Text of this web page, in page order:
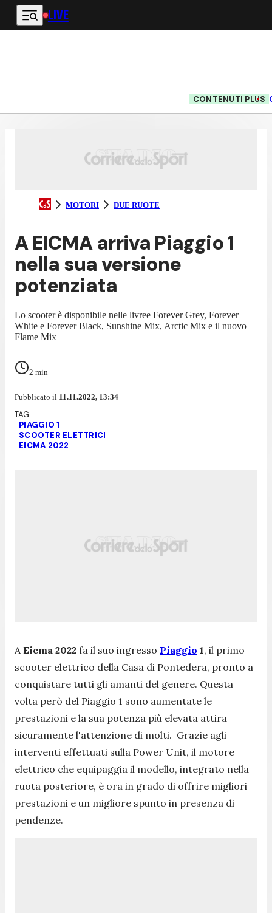
Vai al contenuto principale
LIVE
CONTENUTI PLUS
MOTORI DUE RUOTE
A EICMA arriva Piaggio 1
nella sua versione
potenziata
Lo scooter è disponibile nelle livree Forever Grey, Forever
White e Forever Black, Sunshine Mix, Arctic Mix e il nuovo
Flame Mix
2 min
Pubblicato il 11.11.2022, 13:34
PIAGGIO 1
SCOOTER ELETTRICI
EICMA 2022
A Eicma 2022 fa il suo ingresso Piaggio 1, il primo
scooter elettrico della Casa di Pontedera, pronto a
conquistare tutti gli amanti del genere. Questa
volta però del Piaggio 1 sono aumentate le
prestazioni e la sua potenza più elevata attira
sicuramente l'attenzione di molti. Grazie agli
interventi effettuati sulla Power Unit, il motore
elettrico che equipaggia il modello, integrato nella
ruota posteriore, è ora in grado di offrire migliori
prestazioni e un migliore spunto in presenza di
pendenze.